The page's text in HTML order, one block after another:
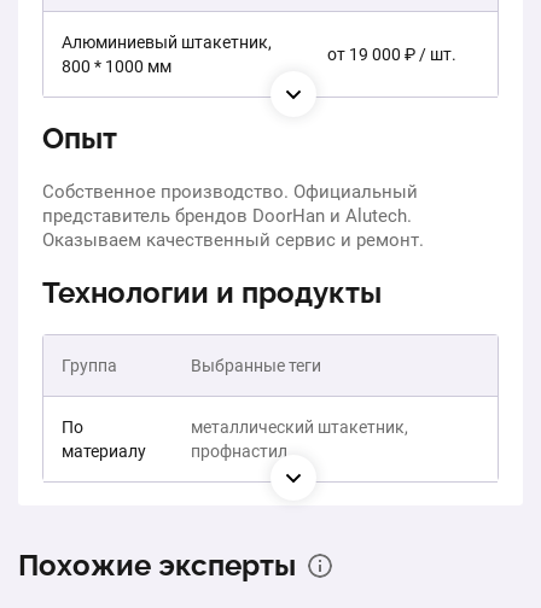
Алюминиевый штакетник,
800 * 1000 мм
от 19 000 ₽ / шт.
Опыт
Собственное производство. Официальный
представитель брендов DoorHan и Alutech.
Оказываем качественный сервис и ремонт.
Технологии и продукты
Группа Выбранные теги
По
материалу
металлический штакетник,
профнастил
Похожие эксперты